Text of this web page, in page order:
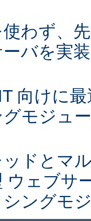
わず、
バを実装
向けに
モジュ
ドとマ
ウェブサ
ングモ